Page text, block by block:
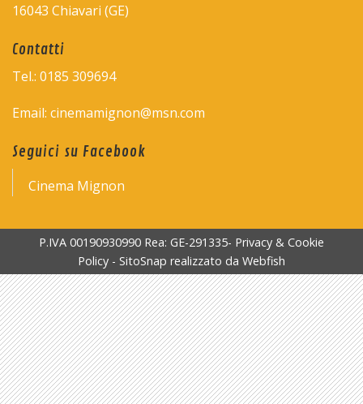
16043 Chiavari (GE)
Contatti
Tel.: 0185 309694
Email: cinemamignon@msn.com
Seguici su Facebook
Cinema Mignon
P.IVA 00190930990 Rea: GE-291335- Privacy & Cookie
Policy - SitoSnap realizzato da Webfish